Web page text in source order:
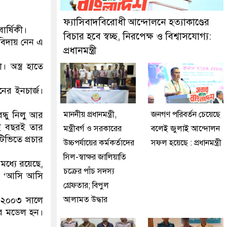
গ্রেফতার করেছে মিরপুর মডেল থানা পুলিশ
নেন এ
হাতে
ইনচার্জ।
নিলু আর
বছরই তার
প্রচার
রয়েছে,
‘আসি আসি
সালে
মডেল হন।
ফ্যাসিবাদবিরোধী আন্দোলনে হত্যাকাণ্ডের
বিচার হবে স্বচ্ছ, নিরপেক্ষ ও বিশ্বাসযোগ্য:
প্রধানমন্ত্রী
মাননীয় প্রধানমন্ত্রী,
মন্ত্রীবর্গ ও সরকারের
উচ্চপর্যায়ের কর্মকর্তাদের
সিল-স্বাক্ষর জালিয়াতি
চক্রের পাঁচ সদস্য
গ্রেফতার; বিপুল
আলামত উদ্ধার
জনগণ পরিবর্তন চেয়েছে
বলেই জুলাই আন্দোলন
সফল হয়েছে : প্রধানমন্ত্রী